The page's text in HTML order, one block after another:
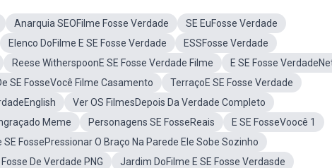
Anarquia SEOFilme Fosse Verdade
SE EuFosse Verdade
Elenco DoFilme E SE Fosse Verdade
ESSFosse Verdade
Reese WitherspoonE SE Fosse Verdade Filme
E SE Fosse
SE FosseVocê Filme Casamento
TerraçoE SE Fosse Verdade
Ver OS FilmesDepois Da Verdade Completo
Meme Personagens SE FosseReais
E SE FosseVoocê 1
SE FossePressionar O Braço Na Parede Ele Sobe Sozinho
De Verdade PNG
Jardim DoFilme E SE Fosse Verdasde